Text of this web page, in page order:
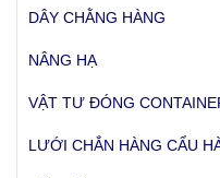
DÂY CHẰNG HÀNG
NÂNG HẠ
VẬT TƯ ĐÓNG
LƯỚI CHẮN HÀNG CẨU